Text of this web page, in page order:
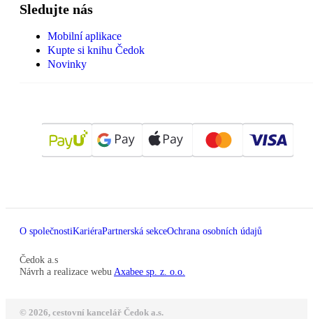
Sledujte nás
Mobilní aplikace
Kupte si knihu Čedok
Novinky
O společnostiKariéraPartnerská sekceOchrana osobních údajů
Čedok a.s
Návrh a realizace webu Axabee sp. z. o.o.
© 2026, cestovní kancelář Čedok a.s.